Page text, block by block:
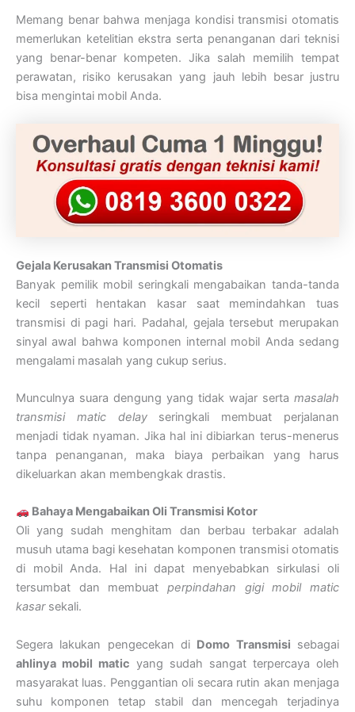
Memang benar bahwa menjaga kondisi transmisi otomatis
memerlukan ketelitian ekstra serta penanganan dari teknisi
yang benar-benar kompeten. Jika salah memilih tempat
perawatan, risiko kerusakan yang jauh lebih besar justru
bisa mengintai mobil Anda.
Gejala Kerusakan Transmisi Otomatis
Banyak pemilik mobil seringkali mengabaikan tanda-tanda
kecil seperti hentakan kasar saat memindahkan tuas
transmisi di pagi hari. Padahal, gejala tersebut merupakan
sinyal awal bahwa komponen internal mobil Anda sedang
mengalami masalah yang cukup serius.
Munculnya suara dengung yang tidak wajar serta masalah
transmisi matic delayseringkali membuat perjalanan
menjadi tidak nyaman. Jika hal ini dibiarkan terus-menerus
tanpa penanganan, maka biaya perbaikan yang harus
dikeluarkan akan membengkak drastis.
Bahaya Mengabaikan Oli Transmisi Kotor
Oli yang sudah menghitam dan berbau terbakar adalah
musuh utama bagi kesehatan komponen transmisi otomatis
di mobil Anda. Hal ini dapat menyebabkan sirkulasi oli
tersumbat dan membuat perpindahan gigi mobil matic
kasarsekali.
Segera lakukan pengecekan di Domo Transmisi sebagai
ahlinya mobil matic yang sudah sangat terpercaya oleh
masyarakat luas. Penggantian oli secara rutin akan menjaga
suhu komponen tetap stabil dan mencegah terjadinya